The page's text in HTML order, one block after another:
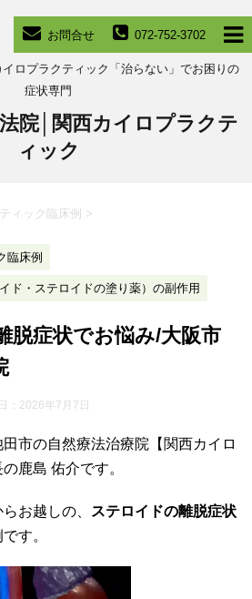
072-752-3702
お問合せ
ロプラクティック「治らない」でお困りの
症状専門
院│関西カイロプラクテ
ィック
ィック臨床例 >
臨床例
ド・ステロイドの塗り薬）の副作用
脱症状でお悩み/大阪市
： 2026年7月7日
市の自然療法治療院【関西カイロ
鹿島 佑介です。
お越しの、
ステロイドの離脱症状
す。